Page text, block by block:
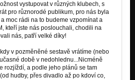
vystupovat v různých klubech, s
pro různorodé publikum, pro nás byla
moc rádi na to budeme vzpomínat a
kteří jste nás poslouchali, chodili na
nás, patří velké díky!
v pozměněné sestavě vrátíme (nebo
době v nedohlednu...Nicméně
rozjíždí, a podle jeho plánů se tam
hudby, přes divadlo až po kdoví co,